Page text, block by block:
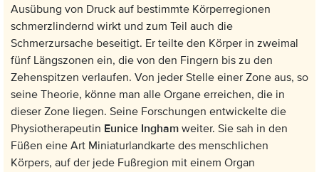
Ausübung von Druck auf bestimmte Körperregionen
schmerzlindernd wirkt und zum Teil auch die
Schmerzursache beseitigt. Er teilte den Körper in zweimal
fünf Längszonen ein, die von den Fingern bis zu den
Zehenspitzen verlaufen. Von jeder Stelle einer Zone aus, so
seine Theorie, könne man alle Organe erreichen, die in
dieser Zone liegen. Seine Forschungen entwickelte die
Physiotherapeutin Eunice Ingham weiter. Sie sah in den
Füßen eine Art Miniaturlandkarte des menschlichen
Körpers, auf der jede Fußregion mit einem Organ